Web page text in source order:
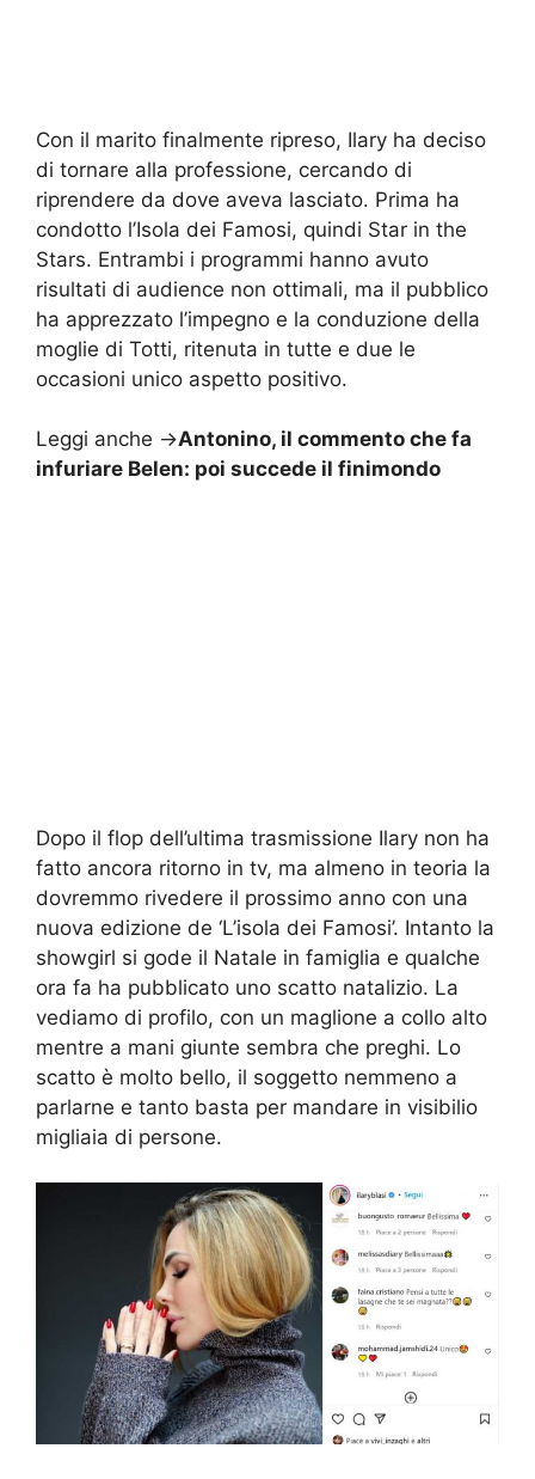
Con il marito finalmente ripreso, Ilary ha deciso
di tornare alla professione, cercando di
riprendere da dove aveva lasciato. Prima ha
condotto l’Isola dei Famosi, quindi Star in the
Stars. Entrambi i programmi hanno avuto
risultati di audience non ottimali, ma il pubblico
ha apprezzato l’impegno e la conduzione della
moglie di Totti, ritenuta in tutte e due le
occasioni unico aspetto positivo.
Leggi anche ->Antonino, il commento che fa
infuriare Belen: poi succede il finimondo
Dopo il flop dell’ultima trasmissione Ilary non ha
fatto ancora ritorno in tv, ma almeno in teoria la
dovremmo rivedere il prossimo anno con una
nuova edizione de ‘L’isola dei Famosi’. Intanto la
showgirl si gode il Natale in famiglia e qualche
ora fa ha pubblicato uno scatto natalizio. La
vediamo di profilo, con un maglione a collo alto
mentre a mani giunte sembra che preghi. Lo
scatto è molto bello, il soggetto nemmeno a
parlarne e tanto basta per mandare in visibilio
migliaia di persone.